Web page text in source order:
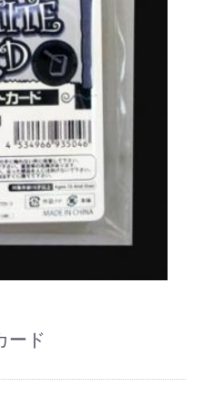
ード